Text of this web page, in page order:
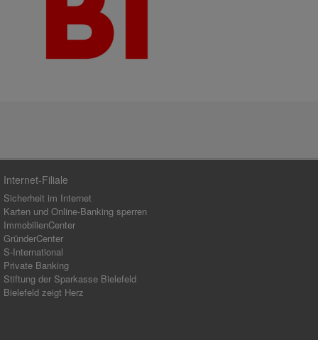
Internet-Filiale
Sicherheit im Internet
Karten und Online-Banking sperren
ImmobilienCenter
GründerCenter
S-International
Private Banking
Stiftung der Sparkasse Bielefeld
Bielefeld zeigt Herz